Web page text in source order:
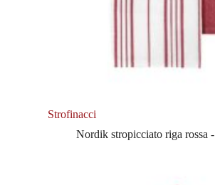
Strofinacci
Nordik stropicciato riga rossa